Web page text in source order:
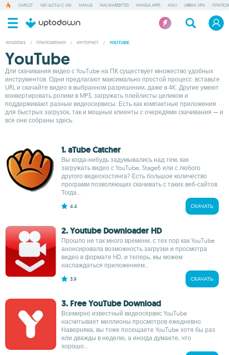
CAPCUT ЧАТ-БОТЫ С ИИ MANUS MALWAREBYTES MANGA APPS ANKI URBAN VPN
WINDOWS / ПРИЛОЖЕНИЯ / ИНТЕРНЕТ / YOUTUBE
YouTube
Для скачивания видео с YouTube на ПК существует множество удобных
инструментов. Одни предлагают максимально простой процесс: вставьте
URL и скачайте видео в выбранном разрешении, даже в 4K. Другие умеют
конвертировать ролики в MP3, загружать плейлисты целиком и
поддерживают разные видеосервисы. Есть как компактные приложения
для быстрых загрузок, так и мощные клиенты с очередями скачивания — и
все они собраны здесь.
1. aTube Catcher
Вы когда-нибудь задумывались над тем, как
загружать видео с YouTube, Stage6 или с любого
другого видеохостинга? Есть большое количество
программ позволяющих скачивать с таких веб-сайтов.
Тогда...
4.4 СКАЧАТЬ
2. Youtube Downloader HD
Прошло не так много времени, с тех пор как YouTube
анонсировала возможность загрузки и просмотра
видео в формате HD, и теперь, мы можем
наслаждаться приложением...
3.9 СКАЧАТЬ
3. Free YouTube Download
Всемирно известный видеосервис YouTube
насчитывает миллионы просмотров ежедневно.
Наверняка, вы тоже посещаете YouTube хотя бы раз
или дважды в неделю, а иногда думаете, что
хорошо...